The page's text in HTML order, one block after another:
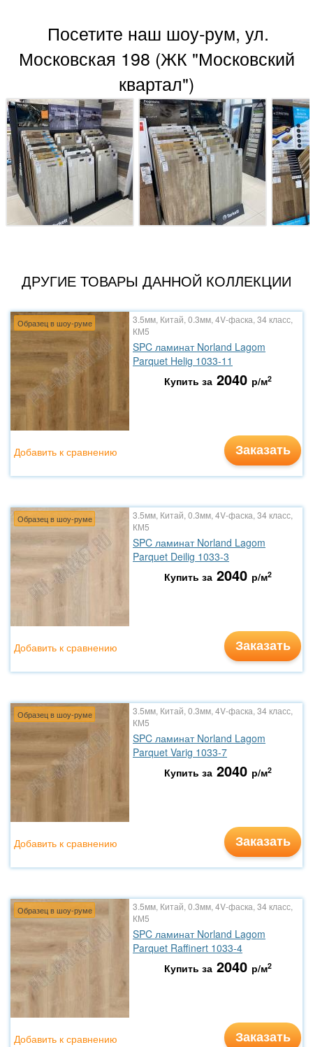
Посетите наш шоу-рум, ул.
Московская 198 (ЖК "Московский
квартал")
ДРУГИЕ ТОВАРЫ ДАННОЙ КОЛЛЕКЦИИ
Образец в шоу-руме
3.5мм, Китай, 0.3мм, 4V-фаска, 34 класс,
КМ5
SPC ламинат Norland Lagom
Parquet Helig 1033-11
Купить за 2040 р/м2
Заказать
Добавить к сравнению
Образец в шоу-руме
3.5мм, Китай, 0.3мм, 4V-фаска, 34 класс,
КМ5
SPC ламинат Norland Lagom
Parquet Deilig 1033-3
Купить за 2040 р/м2
Заказать
Добавить к сравнению
Образец в шоу-руме
3.5мм, Китай, 0.3мм, 4V-фаска, 34 класс,
КМ5
SPC ламинат Norland Lagom
Parquet Varig 1033-7
Купить за 2040 р/м2
Заказать
Добавить к сравнению
Образец в шоу-руме
3.5мм, Китай, 0.3мм, 4V-фаска, 34 класс,
КМ5
SPC ламинат Norland Lagom
Parquet Raffinert 1033-4
Купить за 2040 р/м2
Заказать
Добавить к сравнению